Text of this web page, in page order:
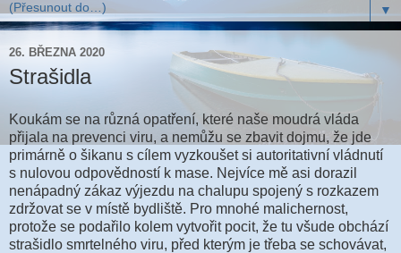
▼
26. BŘEZNA 2020
Strašidla
Koukám se na různá opatření, které naše moudrá vláda
přijala na prevenci viru, a nemůžu se zbavit dojmu, že jde
primárně o šikanu s cílem vyzkoušet si autoritativní vládnutí
s nulovou odpovědností k mase. Nejvíce mě asi dorazil
nenápadný zákaz výjezdu na chalupu spojený s rozkazem
zdržovat se v místě bydliště. Pro mnohé malichernost,
protože se podařilo kolem vytvořit pocit, že tu všude obchází
strašidlo smrtelného viru, před kterým je třeba se schovávat,